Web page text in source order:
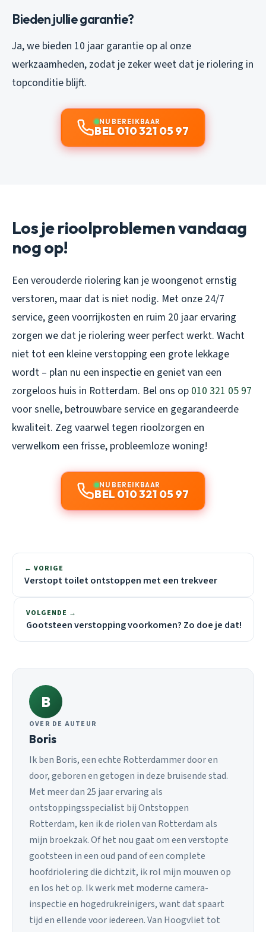
Bieden jullie garantie?
Ja, we bieden 10 jaar garantie op al onze
werkzaamheden, zodat je zeker weet dat je riolering in
topconditie blijft.
NU BEREIKBAAR
BEL 010 321 05 97
Los je rioolproblemen vandaag
nog op!
Een verouderde riolering kan je woongenot ernstig
verstoren, maar dat is niet nodig. Met onze 24/7
service, geen voorrijkosten en ruim 20 jaar ervaring
zorgen we dat je riolering weer perfect werkt. Wacht
niet tot een kleine verstopping een grote lekkage
wordt – plan nu een inspectie en geniet van een
zorgeloos huis in Rotterdam. Bel ons op 010 321 05 97
voor snelle, betrouwbare service en gegarandeerde
kwaliteit. Zeg vaarwel tegen rioolzorgen en
verwelkom een frisse, probleemloze woning!
NU BEREIKBAAR
BEL 010 321 05 97
← VORIGE
Verstopt toilet ontstoppen met een trekveer
VOLGENDE →
Gootsteen verstopping voorkomen? Zo doe je dat!
B
OVER DE AUTEUR
Boris
Ik ben Boris, een echte Rotterdammer door en
door, geboren en getogen in deze bruisende stad.
Met meer dan 25 jaar ervaring als
ontstoppingsspecialist bij Ontstoppen
Rotterdam, ken ik de riolen van Rotterdam als
mijn broekzak. Of het nou gaat om een verstopte
gootsteen in een oud pand of een complete
hoofdriolering die dichtzit, ik rol mijn mouwen op
en los het op. Ik werk met moderne camera-
inspectie en hogedrukreinigers, want dat spaart
tijd en ellende voor iedereen. Van Hoogvliet tot